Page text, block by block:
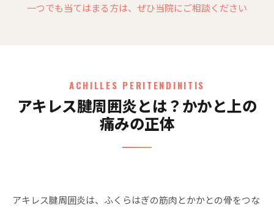
一つでも当てはまる方は、ぜひ当院にご相談ください
ACHILLES PERITENDINITIS
アキレス腱周囲炎とは？かかと上の
痛みの正体
アキレス腱周囲炎は、ふくらはぎの筋肉とかかとの骨をつな